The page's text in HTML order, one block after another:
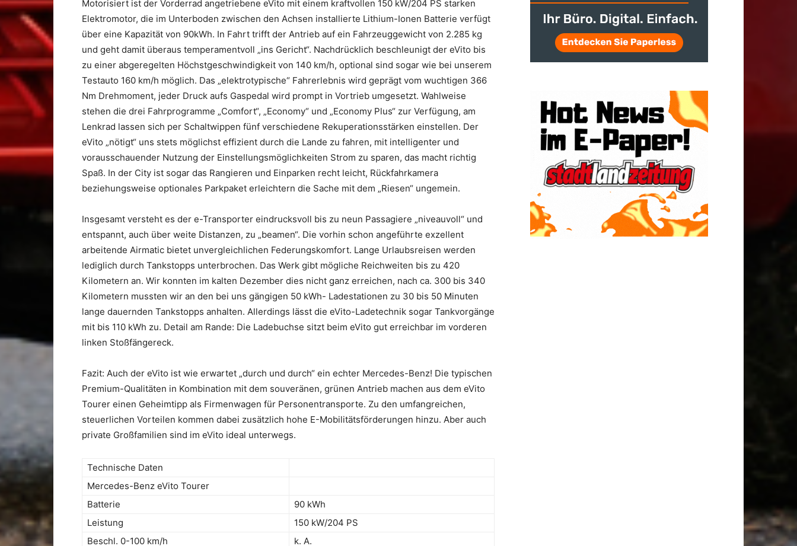
Motorisiert ist der Vorderrad angetriebene eVito mit einem kraftvollen 150 kW/204 PS starken
Elektromotor, die im Unterboden zwischen den Achsen installierte Lithium-Ionen Batterie verfügt
über eine Kapazität von 90kWh. In Fahrt trifft der Antrieb auf ein Fahrzeuggewicht von 2.285 kg
und geht damit überaus temperamentvoll „ins Gericht“. Nachdrücklich beschleunigt der eVito bis
zu einer abgeregelten Höchstgeschwindigkeit von 140 km/h, optional sind sogar wie bei unserem
Testauto 160 km/h möglich. Das „elektrotypische“ Fahrerlebnis wird geprägt vom wuchtigen 366
Nm Drehmoment, jeder Druck aufs Gaspedal wird prompt in Vortrieb umgesetzt. Wahlweise
stehen die drei Fahrprogramme „Comfort“, „Economy“ und „Economy Plus“ zur Verfügung, am
Lenkrad lassen sich per Schaltwippen fünf verschiedene Rekuperationsstärken einstellen. Der
eVito „nötigt“ uns stets möglichst effizient durch die Lande zu fahren, mit intelligenter und
vorausschauender Nutzung der Einstellungsmöglichkeiten Strom zu sparen, das macht richtig
Spaß. In der City ist sogar das Rangieren und Einparken recht leicht, Rückfahrkamera
beziehungsweise optionales Parkpaket erleichtern die Sache mit dem „Riesen“ ungemein.
Insgesamt versteht es der e-Transporter eindrucksvoll bis zu neun Passagiere „niveauvoll“ und
entspannt, auch über weite Distanzen, zu „beamen“. Die vorhin schon angeführte exzellent
arbeitende Airmatic bietet unvergleichlichen Federungskomfort. Lange Urlaubsreisen werden
lediglich durch Tankstopps unterbrochen. Das Werk gibt mögliche Reichweiten bis zu 420
Kilometern an. Wir konnten im kalten Dezember dies nicht ganz erreichen, nach ca. 300 bis 340
Kilometern mussten wir an den bei uns gängigen 50 kWh- Ladestationen zu 30 bis 50 Minuten
lange dauernden Tankstopps anhalten. Allerdings lässt die eVito-Ladetechnik sogar Tankvorgänge
mit bis 110 kWh zu. Detail am Rande: Die Ladebuchse sitzt beim eVito gut erreichbar im vorderen
linken Stoßfängereck.
Fazit: Auch der eVito ist wie erwartet „durch und durch“ ein echter Mercedes-Benz! Die typischen
Premium-Qualitäten in Kombination mit dem souveränen, grünen Antrieb machen aus dem eVito
Tourer einen Geheimtipp als Firmenwagen für Personentransporte. Zu den umfangreichen,
steuerlichen Vorteilen kommen dabei zusätzlich hohe E-Mobilitätsförderungen hinzu. Aber auch
private Großfamilien sind im eVito ideal unterwegs.
Technische Daten
Mercedes-Benz eVito Tourer
Batterie
90 kWh
Leistung
150 kW/204 PS
Beschl. 0-100 km/h
k. A.